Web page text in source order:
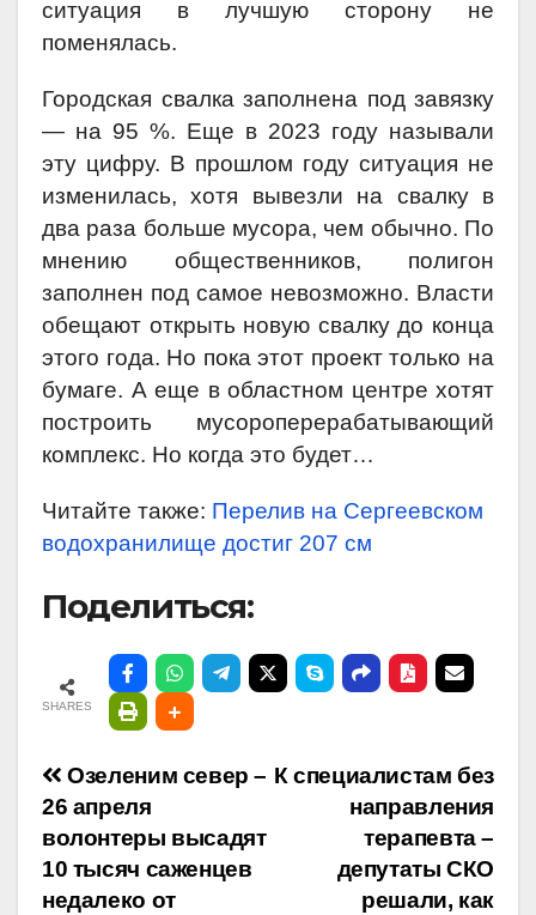
ситуация в лучшую сторону не
поменялась.
Городская свалка заполнена под завязку
— на 95 %. Еще в 2023 году называли
эту цифру. В прошлом году ситуация не
изменилась, хотя вывезли на свалку в
два раза больше мусора, чем обычно. По
мнению общественников, полигон
заполнен под самое невозможно. Власти
обещают открыть новую свалку до конца
этого года. Но пока этот проект только на
бумаге. А еще в областном центре хотят
построить мусороперерабатывающий
комплекс. Но когда это будет…
Читайте также: Перелив на Сергеевском
водохранилище достиг 207 см
Поделиться:
SHARES
Навигация
по
записям
К специалистам без
направления
терапевта –
депутаты СКО
решали, как
Озеленим север –
26 апреля
волонтеры высадят
10 тысяч саженцев
недалеко от